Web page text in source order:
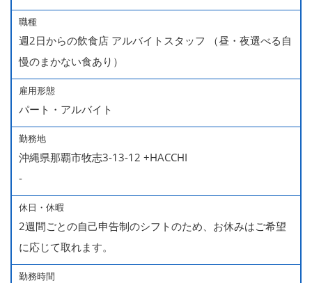
職種
週2日からの飲食店 アルバイトスタッフ （昼・夜選べる自
慢のまかない食あり）
雇用形態
パート・アルバイト
勤務地
沖縄県那覇市牧志3-13-12 +HACCHI
-
休日・休暇
2週間ごとの自己申告制のシフトのため、お休みはご希望
に応じて取れます。
勤務時間